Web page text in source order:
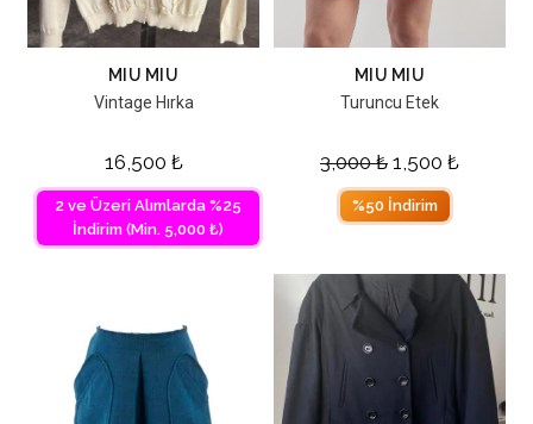
MIU MIU
Vintage Hırka
16,500 ₺
2 ve Üzeri Alımlarda %25
İndirim (Min. 5,000 ₺)
MIU MIU
Turuncu Etek
3,000₺ 1,500 ₺
%50 İndirim